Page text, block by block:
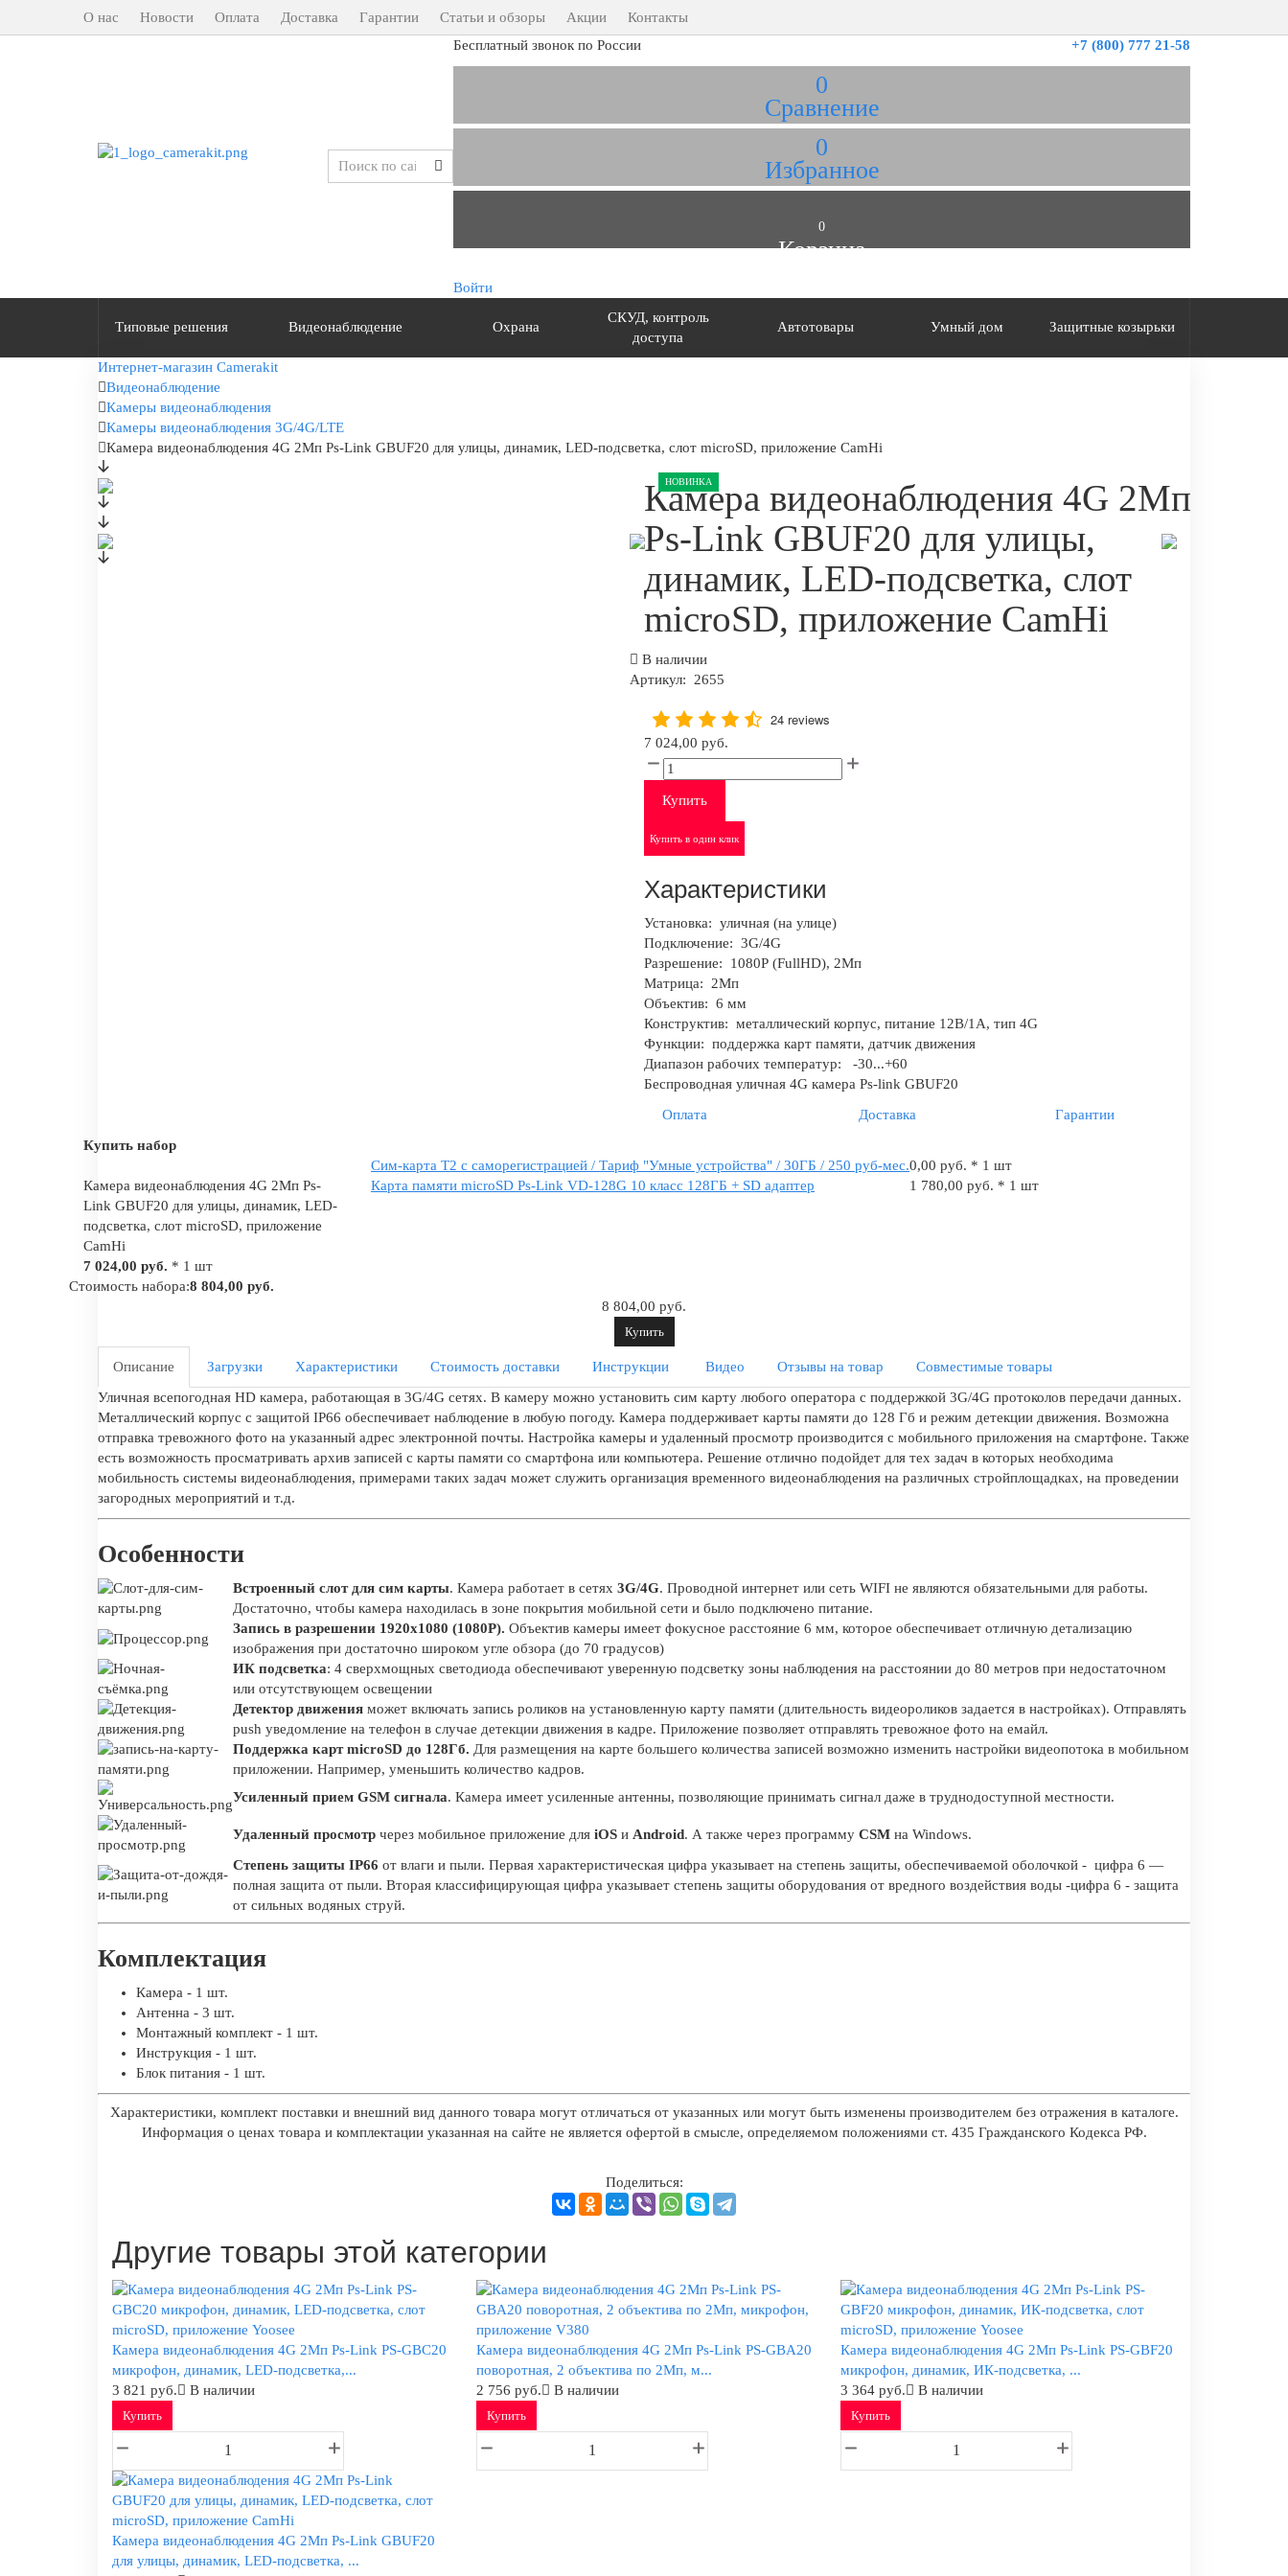
О нас Новости Оплата Доставка Гарантии Статьи и обзоры Акции
Контакты
+7 (800) 777 21-58
Бесплатный звонок по России
0
Сравнение
0
Избранное
0
Корзина
Войти
Типовые решения Видеонаблюдение Охрана
СКУД, контроль
доступа
Автотовары Умный дом Защитные козырьки
Интернет-магазин Camerakit
Видеонаблюдение
Камеры видеонаблюдения
Камеры видеонаблюдения 3G/4G/LTE
Камера видеонаблюдения 4G 2Мп Ps-Link GBUF20 для улицы, динамик, LED-подсветка, слот microSD, приложение CamHi
НОВИНКА
Камера видеонаблюдения 4G 2Мп
Ps-Link GBUF20 для улицы,
динамик, LED-подсветка, слот
microSD, приложение CamHi
В наличии
Артикул:
2655
24 reviews
7 024,00 руб.
Купить
Купить в один клик
Характеристики
Установка: уличная (на улице)
Подключение: 3G/4G
Разрешение:
1080Р (FullHD), 2Мп
Матрица:
2Мп
Объектив: 6 мм
Конструктив: металлический корпус, питание 12В/1А, тип 4G
Функции: поддержка карт памяти, датчик движения
Диапазон рабочих температур:
-30...+60
Беспроводная уличная 4G камера Ps-link GBUF20
Оплата
Доставка
Гарантии
Купить набор
Камера видеонаблюдения 4G 2Мп Ps-
Link GBUF20 для улицы, динамик, LED-
подсветка, слот microSD, приложение
CamHi
7 024,00 руб. * 1 шт
Сим-карта Т2 с саморегистрацией / Тариф "Умные устройства" / 30ГБ / 250 руб-мес.0,00 руб. * 1 шт
Карта памяти microSD Ps-Link VD-128G 10 класс 128ГБ + SD адаптер
1 780,00 руб. * 1 шт
Стоимость набора:8 804,00 руб.
8 804,00 руб.
Купить
Описание Загрузки Характеристики Стоимость доставки Инструкции Видео Отзывы на товар
Совместимые товары
Уличная всепогодная HD камера, работающая в 3G/4G сетях. В камеру можно установить сим карту любого оператора с поддержкой 3G/4G протоколов передачи данных.
Металлический корпус с защитой IP66 обеспечивает наблюдение в любую погоду. Камера поддерживает карты памяти до 128 Гб и режим детекции движения. Возможна
отправка тревожного фото на указанный адрес электронной почты. Настройка камеры и удаленный просмотр производится с мобильного приложения на смартфоне. Также
есть возможность просматривать архив записей с карты памяти со смартфона или компьютера. Решение отлично подойдет для тех задач в которых необходима
мобильность системы видеонаблюдения, примерами таких задач может служить организация временного видеонаблюдения на различных стройплощадках, на проведении
загородных мероприятий и т.д.
Особенности
Встроенный слот для сим карты. Камера работает в сетях 3G/4G. Проводной интернет или сеть WIFI не являются обязательными для работы.
Достаточно, чтобы камера находилась в зоне покрытия мобильной сети и было подключено питание.
Запись в разрешении 1920х1080 (1080P). Объектив камеры имеет фокусное расстояние 6 мм, которое обеспечивает отличную детализацию
изображения при достаточно широком угле обзора (до 70 градусов)
ИК подсветка: 4 сверхмощных светодиода обеспечивают уверенную подсветку зоны наблюдения на расстоянии до 80 метров при недостаточном
или отсутствующем освещении
Детектор движения может включать запись роликов на установленную карту памяти (длительность видеороликов задается в настройках). Отправлять
push уведомление на телефон в случае детекции движения в кадре. Приложение позволяет отправлять тревожное фото на емайл.
Поддержка картmicroSD до 128Гб. Для размещения на карте большего количества записей возможно изменить настройки видеопотока в мобильном
приложении. Например, уменьшить количество кадров.
Усиленный прием GSM сигнала. Камера имеет усиленные антенны, позволяющие принимать сигнал даже в труднодоступной местности.
Удаленный просмотр через мобильное приложение для iOS и Android. А также через программу CSM на Windows.
Степень защиты IP66 от влаги и пыли. Первая характеристическая цифра указывает на степень защиты, обеспечиваемой оболочкой - цифра 6 —
полная защита от пыли. Вторая классифицирующая цифра указывает степень защиты оборудования от вредного воздействия воды -цифра 6 - защита
от сильных водяных струй.
Комплектация
Камера - 1 шт.
Антенна - 3 шт.
Монтажный комплект - 1 шт.
Инструкция - 1 шт.
Блок питания - 1 шт.
Характеристики, комплект поставки и внешний вид данного товара могут отличаться от указанных или могут быть изменены производителем без отражения в каталоге.
Информация о ценах товара и комплектации указанная на сайте не является офертой в смысле, определяемом положениями ст. 435 Гражданского Кодекса РФ.
Поделиться:
Другие товары этой категории
Камера видеонаблюдения 4G 2Мп Ps-Link PS-GBC20
микрофон, динамик, LED-подсветка,...
3 821 руб.
В наличии
Купить
Камера видеонаблюдения 4G 2Мп Ps-Link PS-GBA20
поворотная, 2 объектива по 2Мп, м...
2 756 руб.
В наличии
Купить
Камера видеонаблюдения 4G 2Мп Ps-Link PS-GBF20
микрофон, динамик, ИК-подсветка, ...
3 364 руб.
В наличии
Купить
Камера видеонаблюдения 4G 2Мп Ps-Link GBUF20
для улицы, динамик, LED-подсветка, ...